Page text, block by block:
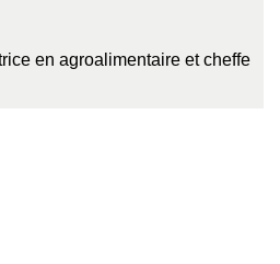
en agroalimentaire et cheffe